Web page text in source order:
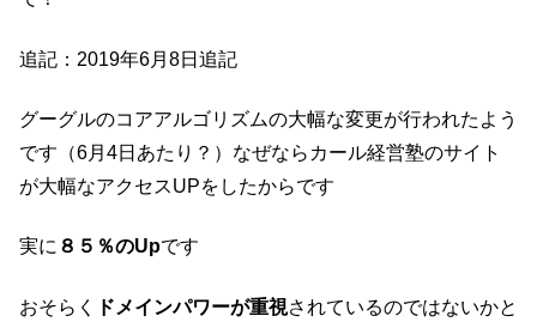
追記：2019年6月8日追記
グーグルのコアアルゴリズムの大幅な変更が行われたよう
です（6月4日あたり？）なぜならカール経営塾のサイト
が大幅なアクセスUPをしたからです
実に ８５％のUpです
おそらく ドメインパワーが重視されているのではないかと